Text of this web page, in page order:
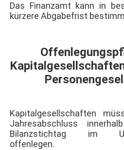
Das Finanzamt kann in
kürzere Abgabefrist
Kapitalgesellschaften
Jahresabschluss
Bilanzstichtag im
offenlegen.